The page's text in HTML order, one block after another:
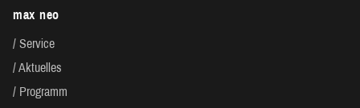
max neo
Service
Aktuelles
Programm